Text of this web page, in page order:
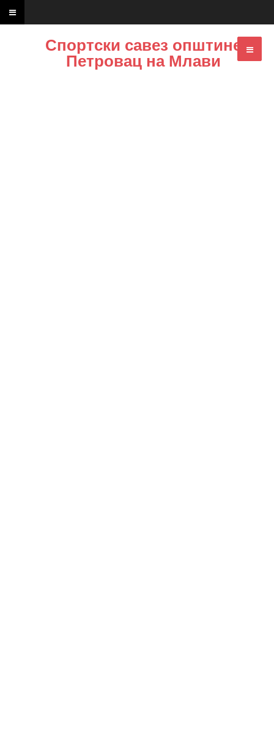
Спортски савез општине
Петровац на Млави